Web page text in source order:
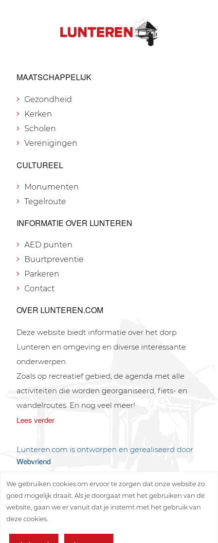
MAATSCHAPPELIJK
Gezondheid
Kerken
Scholen
Verenigingen
CULTUREEL
Monumenten
Tegelroute
INFORMATIE OVER LUNTEREN
AED punten
Buurtpreventie
Parkeren
Contact
OVER LUNTEREN.COM
Deze website biedt informatie over het dorp
Lunteren en omgeving en diverse interessante
onderwerpen.
Zoals op recreatief gebied, de agenda met alle
activiteiten die worden georganiseerd, fiets- en
wandelroutes. En nog veel meer!
Lees verder
Lunteren.com is ontworpen en gerealiseerd door
Webvriend
We gebruiken cookies om ervoor te zorgen dat onze website zo
goed mogelijk draait. Als je doorgaat met het gebruiken van de
website, gaan we er vanuit dat je instemt met het gebruik van
deze cookies.